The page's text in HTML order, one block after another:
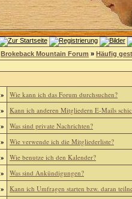
Brokeback Mountain Forum » Häufig
»
Wie kann ich das Forum durchsuchen?
» Kann ich anderen Mitgliedern E-Mails
» Was sind private Nachrichten?
» Wie verwende ich die Mitgliederliste?
» Wie benutze ich den Kalender?
» Was sind Ankündigungen?
» Kann ich Umfragen starten bzw. daran